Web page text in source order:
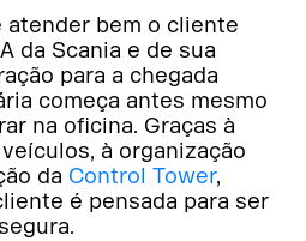
atender bem o cliente
da Scania e de sua
para a chegada
começa antes mesmo
na oficina. Graças à
à organização
da Control Tower,
é pensada para ser